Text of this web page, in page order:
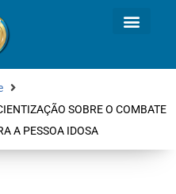
SOBRE O COMBATE
A PESSOA IDOSA